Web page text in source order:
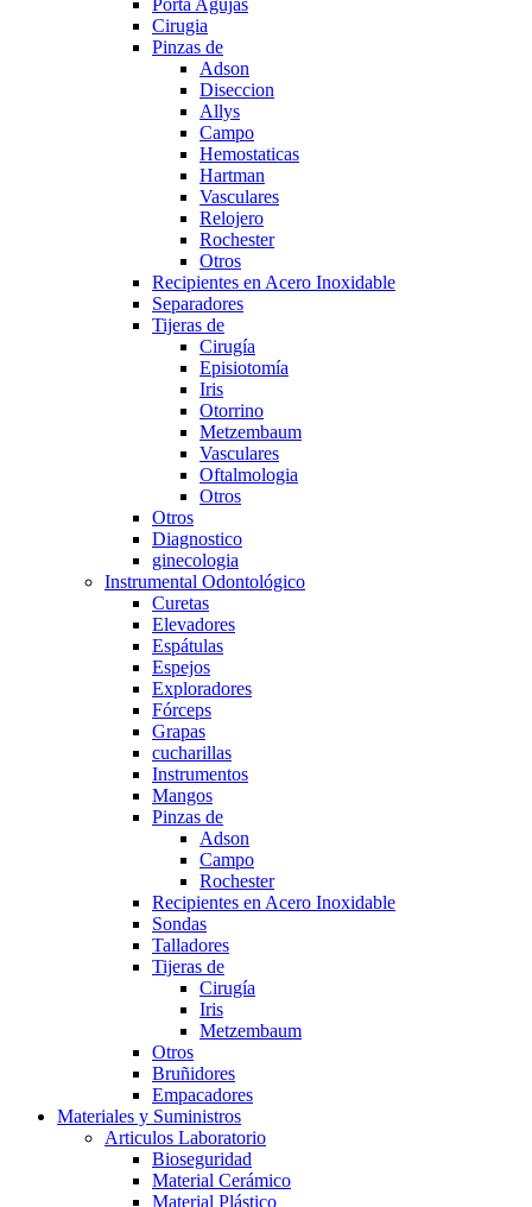
Porta Agujas
Cirugia
Pinzas de
Adson
Diseccion
Allys
Campo
Hemostaticas
Hartman
Vasculares
Relojero
Rochester
Otros
Recipientes en Acero Inoxidable
Separadores
Tijeras de
Cirugía
Episiotomía
Iris
Otorrino
Metzembaum
Vasculares
Oftalmologia
Otros
Otros
Diagnostico
ginecologia
Instrumental Odontológico
Curetas
Elevadores
Espátulas
Espejos
Exploradores
Fórceps
Grapas
cucharillas
Instrumentos
Mangos
Pinzas de
Adson
Campo
Rochester
Recipientes en Acero Inoxidable
Sondas
Talladores
Tijeras de
Cirugía
Iris
Metzembaum
Otros
Bruñidores
Empacadores
Materiales y Suministros
Articulos Laboratorio
Bioseguridad
Material Cerámico
Material Plástico